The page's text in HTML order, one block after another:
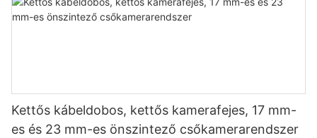
Kettős kábeldobos, kettős kamerafejes, 17 mm-
es és 23 mm-es önszintező csőkamerarendszer